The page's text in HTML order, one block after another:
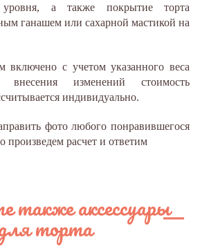
а также покрытие торта
ганашем или сахарной мастикой на
включено с учетом указанного веса
изменений стоимость
индивидуально.
фото любого понравившегося
произведем расчет и ответим
также аксессуары
торта